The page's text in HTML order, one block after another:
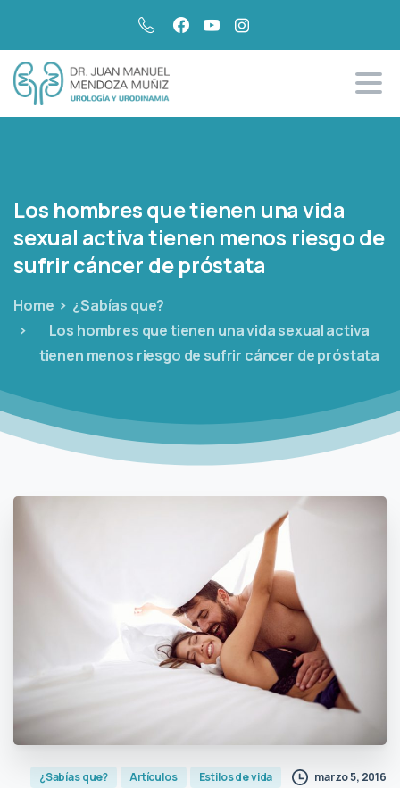
Los hombresquetienen unavida
sexual activatienen menos riesgode
sufrircáncer de próstata
Home
¿Sabías que?
Los hombres que tienen una vida sexual activa
tienen menos riesgo de sufrir cáncer de próstata
¿Sabías que? Artículos Estilos de vida marzo 5, 2016